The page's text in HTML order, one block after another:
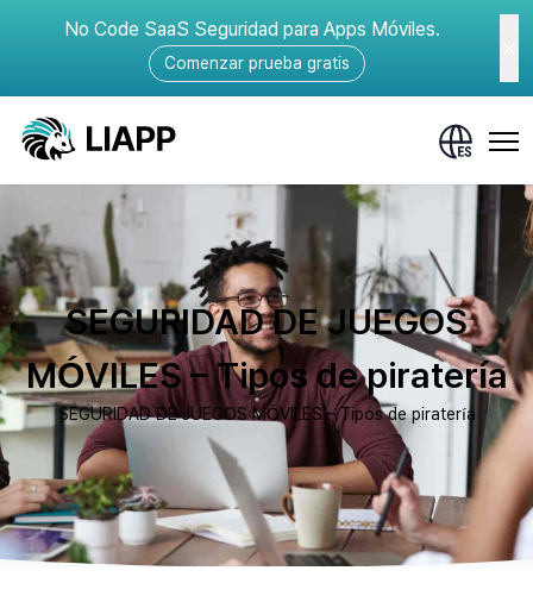
No Code SaaS Seguridad para Apps Móviles.
Comenzar prueba gratis
SEGURIDAD DE JUEGOS
MÓVILES – Tipos de piratería
SEGURIDAD DE JUEGOS MÓVILES – Tipos de piratería